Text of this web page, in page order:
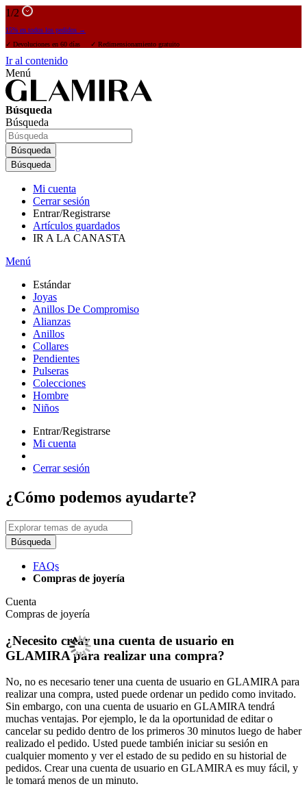
1/2
15% en todos los pedidos →
✓ Devoluciones en 60 días ✓ Redimensionamiento gratuito
Ir al contenido
Menú
Búsqueda
Búsqueda
Búsqueda
Búsqueda
Mi cuenta
Cerrar sesión
Entrar/Registrarse
Artículos guardados
IR A LA CANASTA
Menú
Estándar
Joyas
Anillos De Compromiso
Alianzas
Anillos
Collares
Pendientes
Pulseras
Colecciones
Hombre
Niños
Entrar/Registrarse
Mi cuenta
Cerrar sesión
¿Cómo podemos ayudarte?
Búsqueda
FAQs
Compras de joyería
Cuenta
Compras de joyería
¿Necesito crear una cuenta de usuario en
GLAMIRA para realizar una compra?
No, no es necesario tener una cuenta de usuario en GLAMIRA para
realizar una compra, usted puede ordenar un pedido como invitado.
Sin embargo, con una cuenta de usuario en GLAMIRA tendrá
muchas ventajas. Por ejemplo, le da la oportunidad de editar o
cancelar su pedido dentro de los primeros 30 minutos luego de haber
realizado el pedido. Usted puede también iniciar su sesión en
cualquier momento y ver el estado de su pedido en su historial de
pedidos. Crear una cuenta de usuario en GLAMIRA es muy fácil, y
le tomará menos de un minuto.